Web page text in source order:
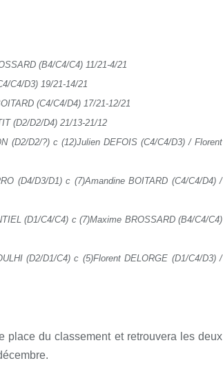
(B4/C4/C4) 11/21-4/21
C4/D3) 19/21-14/21
(C4/C4/D4) 17/21-12/21
(D2/D2/D4) 21/13-21/12
(D2/D2/?) c (12)Julien DEFOIS (C4/C4/D3) / Florent
(D4/D3/D1) c (7)Amandine BOITARD (C4/C4/D4) /
(D1/C4/C4) c (7)Maxime BROSSARD (B4/C4/C4)
(D2/D1/C4) c (5)Florent DELORGE (D1/C4/D3) /
place du classement et retrouvera les deux